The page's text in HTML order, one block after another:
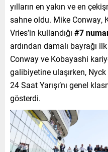
yılların en yakın ve en
sahne oldu. Mike Conway,
Vries’in kullandığı #7
ardından damalı bayrağı
Conway ve Kobayashi
galibiyetine ulaşırken,
24 Saat Yarışı’nı genel
gösterdi.